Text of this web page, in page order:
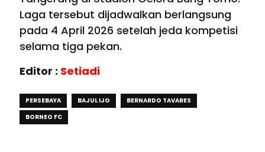
Laga tersebut dijadwalkan berlangsung
pada 4 April 2026 setelah jeda kompetisi
selama tiga pekan.
Editor : Setiadi
PERSEBAYA BAJUL IJO
BERNARDO TAVARES
BORNEO FC